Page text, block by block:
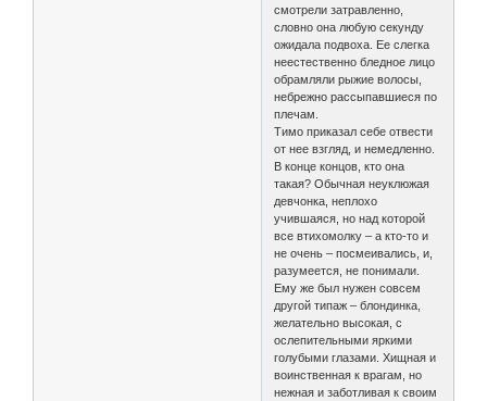
смотрели затравленно,
словно она любую секунду
ожидала подвоха. Ее слегка
неестественно бледное лицо
обрамляли рыжие волосы,
небрежно рассыпавшиеся по
плечам.
Тимо приказал себе отвести
от нее взгляд, и немедленно.
В конце концов, кто она
такая? Обычная неуклюжая
девчонка, неплохо
учившаяся, но над которой
все втихомолку – а кто-то и
не очень – посмеивались, и,
разумеется, не понимали.
Ему же был нужен совсем
другой типаж – блондинка,
желательно высокая, с
ослепительными яркими
голубыми глазами. Хищная и
воинственная к врагам, но
нежная и заботливая к своим